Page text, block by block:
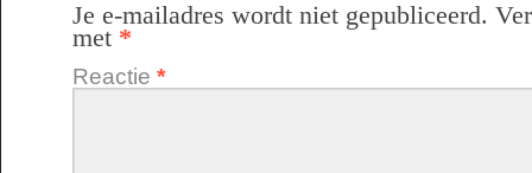
Je e-mailadres wordt niet gepubliceerd.
met *
Reactie *